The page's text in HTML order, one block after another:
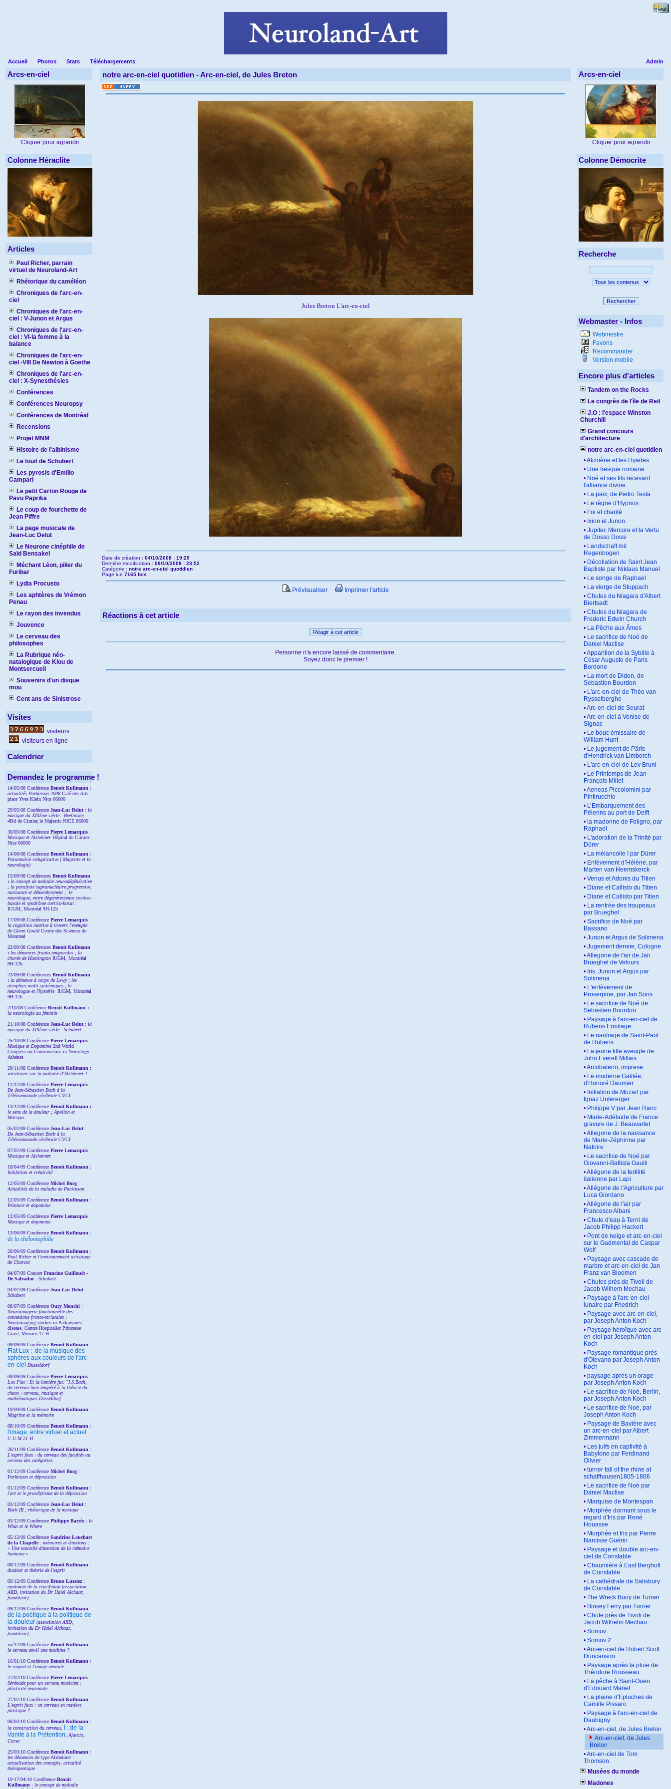
Admin
Accueil Photos Stats Téléchargements
Arcs-en-ciel
Cliquer pour agrandir
Colonne Héraclite
Articles
Paul Richer, parrain
virtuel de Neuroland-Art
Rhétorique du caméléon
Chroniques de l'arc-en-
ciel
Chroniques de l'arc-en-
ciel : V-Junon et Argus
Chroniques de l'arc-en-
ciel : VI-la femme à la
balance
Chroniques de l'arc-en-
ciel -VIII De Newton à Goethe
Chroniques de l'arc-en-
ciel : X-Synesthésies
Conférences
Conférences Neuropsy
Conférences de Montréal
Recensions
Projet MNM
Histoire de l'albinisme
Le touit de Schubert
Les pyrosis d'Emilio
Campari
Le petit Carton Rouge de
Pavu Paprika
Le coup de fourchette de
Jean Piffre
La page musicale de
Jean-Luc Delut
Le Neurone cinéphile de
Saïd Bensakel
Méchant Léon, pilier du
Furibar
Lydia Procusto
Les aphtères de Vrémon
Penau
Le rayon des invendus
Jouvence
Le cerveau des
philosophes
La Rubrique néo-
natalogique de Klou de
Montsercueil
Souvenirs d'un disque
mou
Cent ans de Sinistrose
Visites
visiteurs
visiteurs en ligne
Calendrier
Demandez le programme !
14/05/08 Conférence Benoit Kullmann :
actualités Parkinson 2008 Café des Arts
place Yves Klein Nice 06000
29/05/08 Conférence Jean-Luc Delut : la
musique du XIXème siècle : Beethoven
4Bd de Cimiez le Majestic NICE 06000
30/05/08 Conférence Pierre Lemarquis :
Musique et Alzheimer Hôpital de Cimiez
Nice 06000
14/06/08 Conférence Benoit Kullmann :
Paramnésie reduplicative ( Magritte et la
neurologie)
15/09/08 Conférences Benoit Kullmann
: le concept de maladie neurodégénérative
; la paralysie supranucléaire progressive,
naissance et démembrement ; le
neurologue, entre dégénérescence cortico-
basale et syndrôme cortico-basal :
IUGM, Montréal 9H-12h
17/09/08 Conférence Pierre Lemarquis :
la cognition motrice à travers l'exemple
de Glenn Gould Centre des Sciences de
Montreal
22/09/08 Conférences Benoit Kullmann
: les démences fronto-temporales ; la
chorée de Huntington IUGM, Montréal
9H-12h
23/09/08 Conférences Benoit Kullmann
: la démence à corps de Lewy ; les
atrophies multi-systémiques ; le
neurologue et l'hystérie IUGM, Montréal
9H-12h
2/10/08 Conférence Benoit Kullmann :
la neurologie au féminin
21/10/08 Conférence Jean-Luc Delut : la
musique du XIXème siècle : Schubert
25/10/08 Conférence Pierre Lemarquis :
Musique et Dopamine2nd World
Congress on Controversies in Neurology
Athènes
20/11/08 Conférence Benoit Kullmann :
variations sur la maladie d'Alzheimer I
12/12/08 Conférence Pierre Lemarquis :
De Jean-Sébastien Bach à la
Télécommande cérébraleCVCI
13/12/08 Conférence Benoit Kullmann :
le sens de la douleur ; Apollon et
Marsyas
05/02/09 Conférence Jean-Luc Delut :
De Jean-Sébastien Bach à la
Télécommande cérébraleCVCI
07/02/09 Conférence Pierre Lemarquis :
Musique et Alzheimer
18/04/09 Conférence Benoit Kullmann :
Inhibition et créativité
12/05/09 Conférence Michel Borg :
Actualités de la maladie de Parkinson
12/05/09 Conférence Benoit Kullmann :
Peinture et dopamine
12/05/09 Conférence Pierre Lemarquis :
Musique et dopamine
13/06/09 Conférence Benoit Kullmann :
de la chéloniophilie
20/06/09 Conférence Benoit Kullmann :
Paul Richer et l'environnement artistique
de Charcot
04/07/09 Concert Francine Guillouët -
De Salvador : Schubert
04/07/09 Conférence Jean-Luc Delut :
Schubert
08/07/09 Conférence Oury Monchi :
Neuroimagerie fonctionnelle des
connexions fronto-striatales :
Neuroimaging studies in Parkinson¹s
disease. Centre Hospitalier Princesse
Grace, Monaco 17 H
09/09/09 Conférence Benoit Kullmann :
Fiat Lux : de la musique des
sphères aux couleurs de l'arc-
en-ciel
Dusseldorf
09/09/09 Conférence Pierre Lemarquis :
Lux Fiat : Et la lumière fut: "J.S.Bach,
du cerveau bien tempéré à la théorie du
chaos : cerveau, musique et
mathématiques Dusseldorf
19/09/09 Conférence Benoit Kullmann :
Magritte et la mémoire
08/10/09 Conférence Benoit Kullmann :
l'image, entre virtuel et actuel
C.U.M 21 H
26/11/09 Conférence Benoit Kullmann :
L'esprit faux : du cerveau des facultés au
cerveau des catégories
01/12/09 Conférence Michel Borg :
Parkinson et dépression
01/12/09 Conférence Benoit Kullmann :
l'art et le prosélytisme de la dépression
03/12/09 Conférence Jean-Luc Delut :
Bach III ; rhétorique de la musique
05/12/09 Conférence Philippe Barrès : le
What et le Where
05/12/09 Conférence SandrineLouchart
de la Chapelle: mémoires et émotions :
« Une nouvelle dimension de la mémoire
humaine »
08/12/09 Conférence Benoit Kullmann :
douleur et théorie de l'esprit
09/12/09 Conférence Bruno Lussiez :
anatomie de la crucifixion (association
ARD, invitation du Dr Haiel Alchaar,
fondateur)
09/12/09 Conférence Benoit Kullmann :
de la poétique à la politique de
la douleur (association ARD,
invitation du Dr Haiel Alchaar,
fondateur)
xx/12/09 Conférence Benoit Kullmann :
le cerveau est-il une machine ?
16/01/10 Conférence Benoit Kullmann :
le regard et l'image mentale
27/02/10 Conférence Pierre Lemarquis :
Sérénade pour un cerveau musicien :
plasticité neuronale
27/02/10 Conférence Benoit Kullmann :
L'esprit faux : un cerveau en matière
plastique ?
06/03/10 Conférence Benoit Kullmann :
la construction du cerveau,
I : de la
Vanité à la Prétention , Ajaccio,
Corse
25/03/10 Conférence Benoit Kullmann :
les démences de type Alzheimer :
actualisation des concepts, actualité
thérapeutique
10-17/04/10 Conférence Benoit
Kullmann : le concept de maladie
notre arc-en-ciel quotidien -Arc-en-ciel, de Jules Breton
Jules Breton L'arc-en-ciel
Date de création : 04/10/2008 : 19:29
Dernière modification : 06/10/2008 : 23:52
Catégorie : notre arc-en-ciel quotidien
Page lue 7165 fois
Prévisualiser Imprimer l'article
Réactions à cet article
Réagir à cet article
Personne n'a encore laissé de commentaire.
Soyez donc le premier !
Arcs-en-ciel
Cliquer pour agrandir
Colonne Démocrite
Recherche
Rechercher
Webmaster - Infos
Webmestre
Favoris
Recommander
Version mobile
Encore plus d'articles
Tandem on the Rocks
Le congrès de l'île de Reil
J.O : l'espace Winston
Churchill
Grand concours
d'architecture
notre arc-en-ciel quotidien
•Alcmène et les Hyades
• Une fresque romaine
• Noé et ses fils recevant
l'alliance divine
• La paix, de Pietro Testa
• Le règne d'Hypnos
• Foi et charité
• Ixion et Junon
• Jupiter, Mercure et la Vertu
de Dosso Dossi
• Landschaft mit
Regenbogen
• Décollation de Saint Jean
Baptiste par Niklaus Manuel
• Le songe de Raphael
• La vierge de Stuppach
• Chutes du Niagara d'Albert
Biertsadt
• Chutes du Niagara de
Frederic Edwin Church
• La Pêche aux Âmes
• Le sacrifice de Noé de
Daniel Maclise
•Apparition de la Sybille à
César Auguste de Paris
Bordone
• La mort de Didon, de
Sebastien Bourdon
• L'arc-en-ciel de Théo van
Rysselberghe
•Arc-en-ciel de Seurat
•Arc-en-ciel à Venise de
Signac
• Le bouc émissaire de
William Hunt
• Le jugement de Pâris
d'Hendrick van Limborch
• L'arc-en-ciel de Lev Bruni
• Le Printemps de Jean-
François Millet
•Aeneas Piccolomini par
Pintirucchio
• L’Embarquement des
Pélerins au port de Delft
• la madonne de Foligno, par
Raphael
• L'adoration de la Trinité par
Dürer
• La mélancolie I par Dürer
• Enlèvement d’Hélène, par
Marten van Heemskerck
• Venus et Adonis du Titien
• Diane et Callisto du Titien
• Diane et Callisto par Titien
• La rentrée des troupeaux
par Brueghel
• Sacrifice de Noé par
Bassano
• Junon et Argus de Solimena
• Jugement dernier, Cologne
•Allegorie de l'air de Jan
Brueghel de Velours
• Iris, Junon et Argus par
Solimena
• L'enlèvement de
Proserpine, par Jan Sons
• Le sacrifice de Noé de
Sebastien Bourdon
• Paysage à l'arc-en-ciel de
Rubens Ermitage
• Le naufrage de Saint-Paul
de Rubens
• La jeune fille aveugle de
John Everett Millais
•Arcobaleno, imprese
• Le moderne Galilée,
d'Honoré Daumier
• Initiation de Mozart par
Ignaz Untererger
• Philippe V par Jean Ranc
• Marie-Adélaïde de France
gravure de J. Beauvarlet
•Allegorie de la naissance
de Marie-Zéphirine par
Natoire
• Le sacrifice de Noé par
Giovanni-Battista Gaulli
•Allégorie de la fertilité
italienne par Lapi
•Allégorie de l'Agriculture par
Luca Giordano
•Allégorie de l'air par
Francesco Albani
• Chute d'eau à Terni de
Jacob Philipp Hackert
• Pont de neige et arc-en-ciel
sur le Gadmental de Caspar
Wolf
• Paysage avec cascade de
marbre et arc-en-ciel de Jan
Franz van Bloemen
• Chutes près de Tivoli de
Jacob Wilhem Mechau
• Paysage à l'arc-en-ciel
lunaire par Friedrich
• Paysage avec arc-en-ciel,
par Joseph Anton Koch
• Paysage héroïque avec arc-
en-ciel par Joseph Anton
Koch
• Paysage romantique près
d'Olevano par Joseph Anton
Koch
• paysage après un orage
par Joseph Anton Koch
• Le sacrifice de Noé, Berlin,
par Joseph Anton Koch
• Le sacrifice de Noé, par
Joseph Anton Koch
• Paysage de Bavière avec
un arc-en-ciel par Albert
Zimmermann
• Les juifs en captivité à
Babylone par Ferdinand
Olivier
• turner fall of the rhine at
schaffhausen1805-1806
• Le sacrifice de Noé par
Daniel Maclise
• Marquise de Montespan
• Morphée dormant sous le
regard d'Iris par René
Houasse
• Morphée et Iris par Pierre
Narcisse Guérin
• Paysage et double arc-en-
ciel de Constable
• Chaumière à East Bergholt
de Constable
• La cathédrale de Salisbury
de Constable
• The Wreck Buoy de Turner
• Binsey Ferry par Turner
• Chute près de Tivoli de
Jacob Wilhelm Mechau
• Somov
• Somov 2
•Arc-en-ciel de Robert Scott
Duncanson
• Paysage après la pluie de
Théodore Rousseau
• La pêche à Saint-Ouen
d'Edouard Manet
• La plaine d'Epluches de
Camille Pissaro
• Paysage à l'arc-en-ciel de
Daubigny
•Arc-en-ciel, de Jules Breton
Arc-en-ciel, de Jules
Breton
•Arc-en-ciel de Tom
Thomson
Musées du monde
Madones